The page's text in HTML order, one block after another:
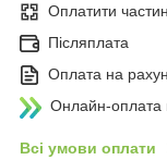
Оплатити
Післяплата
Оплата на
Онлайн-оплата
Всі умови оплати